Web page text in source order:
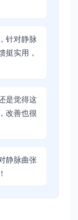
针对静脉
挺实用，
是觉得这
改善也很
静脉曲张